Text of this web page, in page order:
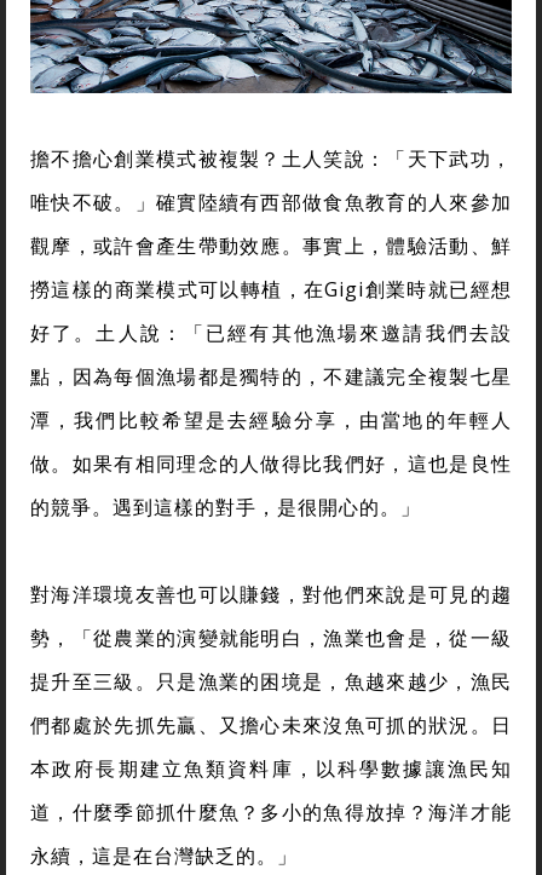
擔不擔心創業模式被複製？土人笑說：「天下武功，
唯快不破。」確實陸續有西部做食魚教育的人來參加
觀摩，或許會產生帶動效應。事實上，體驗活動、鮮
撈這樣的商業模式可以轉植，在Gigi創業時就已經想
好了。土人說：「已經有其他漁場來邀請我們去設
點，因為每個漁場都是獨特的，不建議完全複製七星
潭，我們比較希望是去經驗分享，由當地的年輕人
做。如果有相同理念的人做得比我們好，這也是良性
的競爭。遇到這樣的對手，是很開心的。」
對海洋環境友善也可以賺錢，對他們來說是可見的趨
勢，「從農業的演變就能明白，漁業也會是，從一級
提升至三級。只是漁業的困境是，魚越來越少，漁民
們都處於先抓先贏、又擔心未來沒魚可抓的狀況。日
本政府長期建立魚類資料庫，以科學數據讓漁民知
道，什麼季節抓什麼魚？多小的魚得放掉？海洋才能
永續，這是在台灣缺乏的。」